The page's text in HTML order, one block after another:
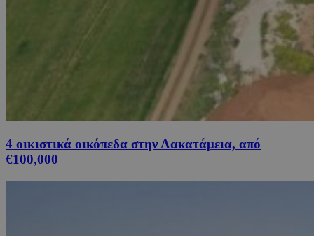
4 οικιστικά οικόπεδα στην Λακατάμεια, από
€100,000